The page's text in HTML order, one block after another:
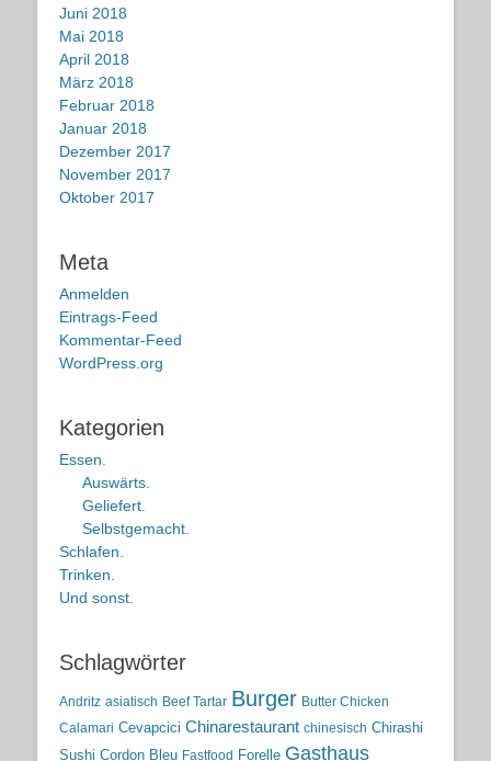
Juni 2018
Mai 2018
April 2018
März 2018
Februar 2018
Januar 2018
Dezember 2017
November 2017
Oktober 2017
Meta
Anmelden
Eintrags-Feed
Kommentar-Feed
WordPress.org
Kategorien
Essen.
Auswärts.
Geliefert.
Selbstgemacht.
Schlafen.
Trinken.
Und sonst.
Schlagwörter
Andritz asiatisch Beef Tartar Burger Butter Chicken
Calamari Cevapcici Chinarestaurant chinesisch Chirashi
Sushi Cordon Bleu Fastfood Forelle Gasthaus